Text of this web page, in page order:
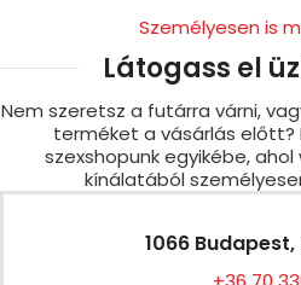
Személyesen is
Látogass el
Nem szeretsz a futárra várni,
terméket a vásárlás előtt?
szexshopunk egyikébe,
kínálatából
1066